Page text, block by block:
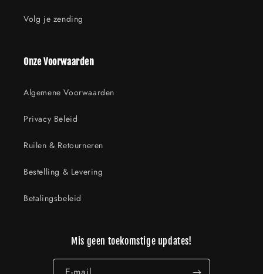
Volg je zending
Onze Voorwaarden
Algemene Voorwaarden
Privacy Beleid
Ruilen & Retourneren
Bestelling & Levering
Betalingsbeleid
Mis geen toekomstige updates!